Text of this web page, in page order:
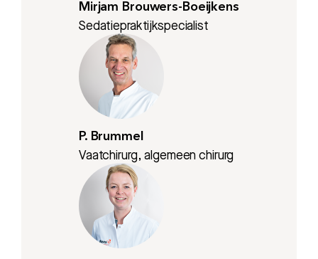
Mirjam Brouwers-Boeijkens
Sedatiepraktijkspecialist
P. Brummel
Vaatchirurg, algemeen chirurg